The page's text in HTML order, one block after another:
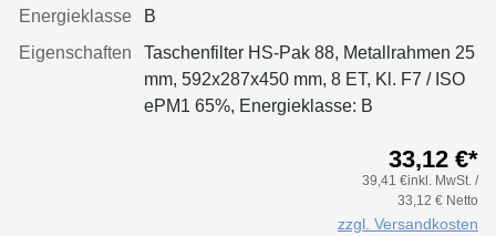
Energieklasse
B
Eigenschaften
Taschenfilter HS-Pak 88, Metallrahmen 25
mm, 592x287x450 mm, 8 ET, Kl. F7 / ISO
ePM1 65%, Energieklasse: B
33,12 €*
39,41 €inkl. MwSt. /
33,12 € Netto
zzgl. Versandkosten